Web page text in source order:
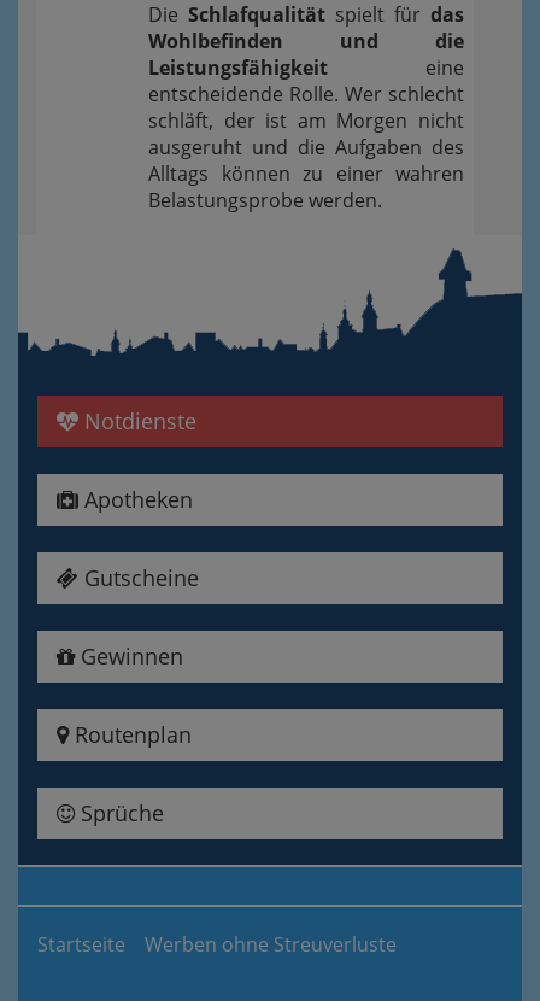
Die Schlafqualität spielt für das
Wohlbefinden und die
Leistungsfähigkeit eine
entscheidende Rolle. Wer schlecht
schläft, der ist am Morgen nicht
ausgeruht und die Aufgaben des
Alltags können zu einer wahren
Belastungsprobe werden.
Notdienste
Apotheken
Gutscheine
Gewinnen
Routenplan
Sprüche
Startseite Werben ohne Streuverluste